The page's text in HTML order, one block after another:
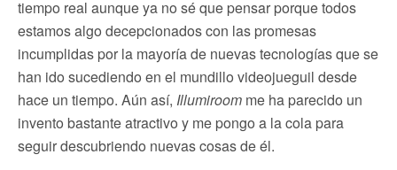
tiempo real aunque ya no sé que pensar porque todos
estamos algo decepcionados con las promesas
incumplidas por la mayoría de nuevas tecnologías que se
han ido sucediendo en el mundillo videojueguil desde
hace un tiempo. Aún así, Illumiroom me ha parecido un
invento bastante atractivo y me pongo a la cola para
seguir descubriendo nuevas cosas de él.